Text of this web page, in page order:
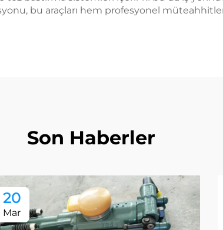
bu araçları hem profesyonel
Son Haberler
20
Mar